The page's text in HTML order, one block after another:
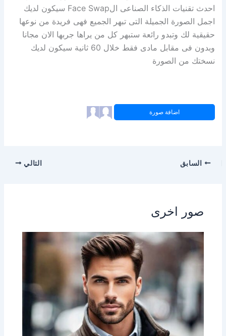
احدث تقنيات الذكاء الصناعى الFace Swap سيكون لديك
اجمل الصورة الجميلة التى تبهر الجميع فهى فريدة من نوعها
حقيقية لك وتبدو رائعة ستبهر كل من يراها جربها الان مجانا
وبدون فى مقابل مادى فقط خلال 60 ثانية سيكون لديك
نسختك من الصورة
اضافة صورة
السابق التالي
صور اخرى